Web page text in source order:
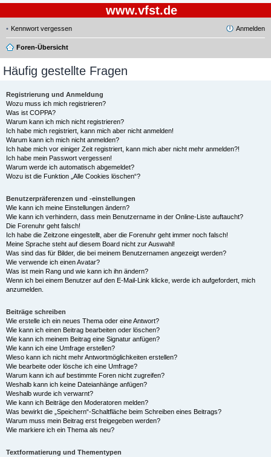
www.vfst.de
Kennwort vergessen Anmelden
Foren-Übersicht
Häufig gestellte Fragen
Registrierung und Anmeldung
Wozu muss ich mich registrieren?
Was ist COPPA?
Warum kann ich mich nicht registrieren?
Ich habe mich registriert, kann mich aber nicht anmelden!
Warum kann ich mich nicht anmelden?
Ich habe mich vor einiger Zeit registriert, kann mich aber nicht mehr anmelden?!
Ich habe mein Passwort vergessen!
Warum werde ich automatisch abgemeldet?
Wozu ist die Funktion „Alle Cookies löschen“?
Benutzerpräferenzen und -einstellungen
Wie kann ich meine Einstellungen ändern?
Wie kann ich verhindern, dass mein Benutzername in der Online-Liste auftaucht?
Die Forenuhr geht falsch!
Ich habe die Zeitzone eingestellt, aber die Forenuhr geht immer noch falsch!
Meine Sprache steht auf diesem Board nicht zur Auswahl!
Was sind das für Bilder, die bei meinem Benutzernamen angezeigt werden?
Wie verwende ich einen Avatar?
Was ist mein Rang und wie kann ich ihn ändern?
Wenn ich bei einem Benutzer auf den E-Mail-Link klicke, werde ich aufgefordert, mich
anzumelden.
Beiträge schreiben
Wie erstelle ich ein neues Thema oder eine Antwort?
Wie kann ich einen Beitrag bearbeiten oder löschen?
Wie kann ich meinem Beitrag eine Signatur anfügen?
Wie kann ich eine Umfrage erstellen?
Wieso kann ich nicht mehr Antwortmöglichkeiten erstellen?
Wie bearbeite oder lösche ich eine Umfrage?
Warum kann ich auf bestimmte Foren nicht zugreifen?
Weshalb kann ich keine Dateianhänge anfügen?
Weshalb wurde ich verwarnt?
Wie kann ich Beiträge den Moderatoren melden?
Was bewirkt die „Speichern“-Schaltfläche beim Schreiben eines Beitrags?
Warum muss mein Beitrag erst freigegeben werden?
Wie markiere ich ein Thema als neu?
Textformatierung und Thementypen